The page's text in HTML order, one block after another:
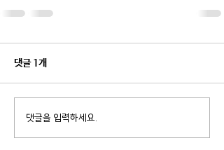
댓글 1개
댓글을 입력하세요.